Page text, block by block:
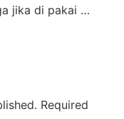
jika di pakai …
Required